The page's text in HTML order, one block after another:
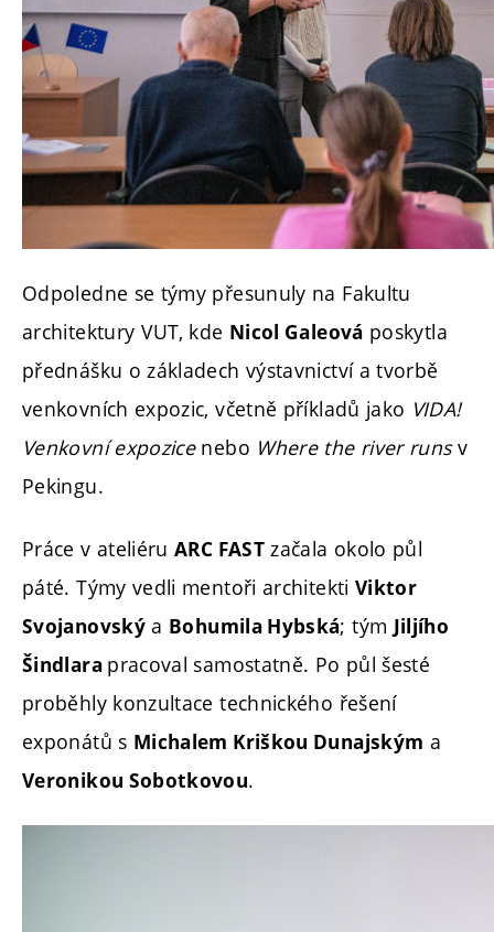
Odpoledne se týmy přesunuly na Fakultu
architektury VUT, kde Nicol Galeová poskytla
přednášku o základech výstavnictví a tvorbě
venkovních expozic, včetně příkladů jako VIDA!
Venkovní expozicenebo Where the river runs v
Pekingu.
Práce v ateliéruARC FAST začala okolo půl
páté. Týmy vedli mentoři architekti Viktor
Svojanovskýa Bohumila Hybská; tým Jiljího
Šindlara pracoval samostatně. Po půl šesté
proběhly konzultace technického řešení
exponátů s Michalem Kriškou Dunajským a
Veronikou Sobotkovou.